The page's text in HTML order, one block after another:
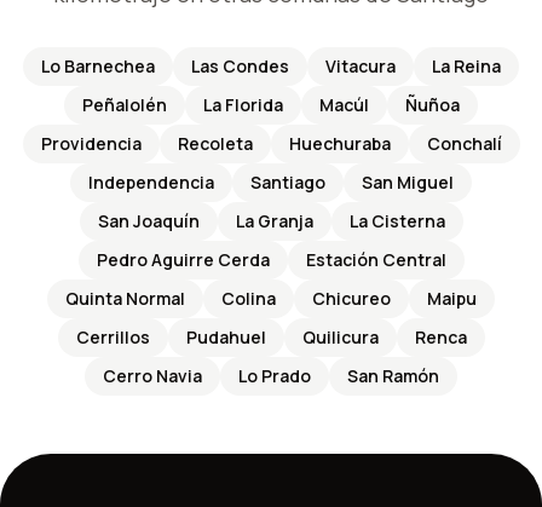
Lo Barnechea Las Condes Vitacura
La Reina
Peñalolén
La Florida Macúl
Ñuñoa
Providencia
Recoleta Huechuraba
Conchalí
Independencia
Santiago
San Miguel
San Joaquín
La Granja
La Cisterna
Pedro Aguirre Cerda
Estación Central
Quinta Normal
Colina Chicureo
Maipu
Cerrillos
Pudahuel Quilicura
Renca
Cerro Navia
Lo Prado San Ramón